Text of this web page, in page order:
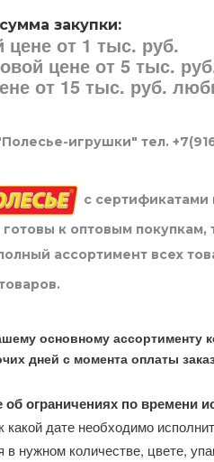
закупки:
цене от 1 тыс. руб.
цене от 5 тыс.
от 15 тыс. руб.
игрушки" тел.
с сертификатами
к оптовым
ассортимент всех
основному ассортименту
дней с момента оплаты
об ограничениях по времени
какой дате необходимо
в нужном количестве, цвете,